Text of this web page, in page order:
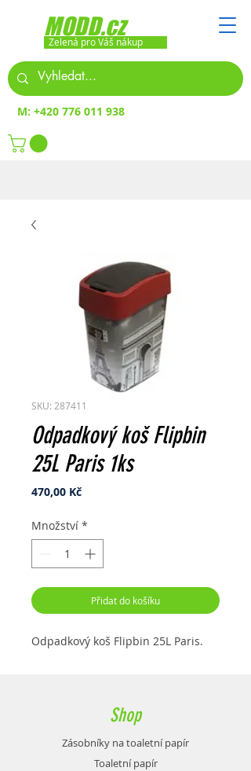
MODD.cz
Zelená pro Váš nákup
M: +420 776 011 938
SKU: 287411
Odpadkový koš Flipbin
25L Paris 1ks
470,00 KčCena
Množství *
Přidat do košíku
Odpadkový koš Flipbin 25L Paris.
Shop
Zásobníky na toaletní papír
Toaletní papír